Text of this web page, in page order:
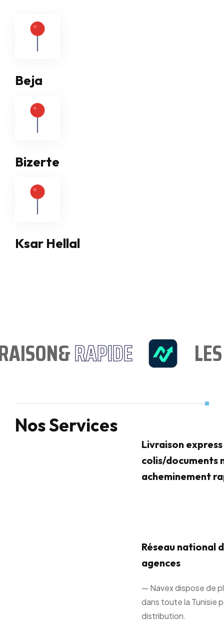
Beja
Bizerte
Ksar Hellal
RAPIDE
Nos Services
Livraison
colis/documents
acheminement
Réseau national
agences
— Navex dispose de
dans toute la Tunisie
distribution.